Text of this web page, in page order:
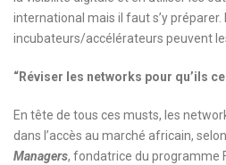
international mais il faut s’y préparer.
incubateurs/accélérateurs peuvent
“Réviser les networks pour qu’ils
En tête de tous ces musts, les
dans l’accès au marché africain,
Managers, fondatrice du programme